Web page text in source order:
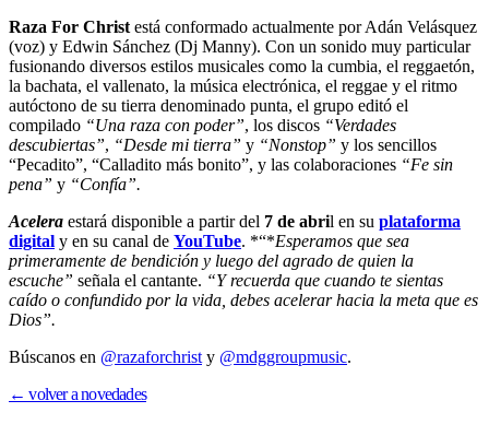
Raza For Christ está conformado actualmente por Adán Velásquez
(voz) y Edwin Sánchez (Dj Manny). Con un sonido muy particular
fusionando diversos estilos musicales como la cumbia, el reggaetón,
la bachata, el vallenato, la música electrónica, el reggae y el ritmo
autóctono de su tierra denominado punta, el grupo editó el
compilado “Una raza con poder”, los discos “Verdades
descubiertas”, “Desde mi tierra” y “Nonstop” y los sencillos
“Pecadito”, “Calladito más bonito”, y las colaboraciones “Fe sin
pena” y “Confía”.
Acelera estará disponible a partir del 7 de abril en su plataforma
digital y en su canal de YouTube. *“*Esperamos que sea
primeramente de bendición y luego del agrado de quien la
escuche” señala el cantante. “Y recuerda que cuando te sientas
caído o confundido por la vida, debes acelerar hacia la meta que es
Dios”.
Búscanos en @razaforchrist y @mdggroupmusic.
← volver a novedades